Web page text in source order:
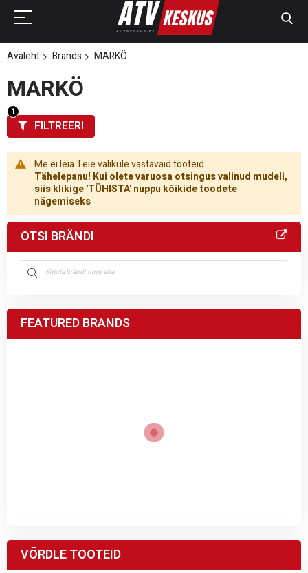
Avaleht Brands MARKÖ
MARKÖ
Me ei leia Teie valikule vastavaid tooteid.
Tähelepanu! Kui olete varuosa otsingus valinud mudeli,
siis klikige 'TÜHISTA' nuppu kõikide toodete
nägemiseks
FILTREERI
OTSI BRÄNDI
FEATURED BRANDS
VÕRDLE TOOTEID